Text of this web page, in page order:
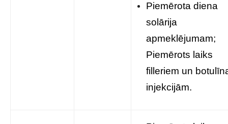
Piemērota diena
solārija
apmeklējumam;
Piemērots laiks
filleriem un
injekcijām.